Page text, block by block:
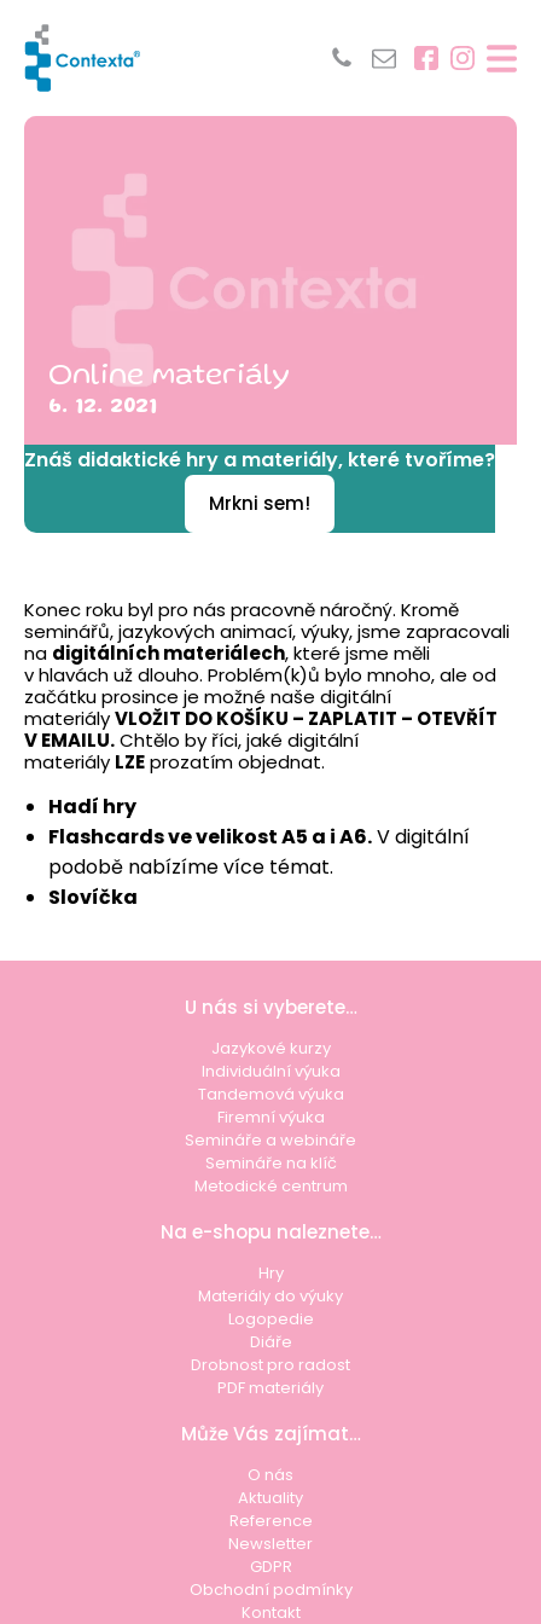
Online materiály
6. 12. 2021
Znáš didaktické hry a materiály, které tvoříme?
Mrkni sem!
Konec roku byl pro nás pracovně náročný. Kromě
seminářů, jazykových animací, výuky, jsme zapracovali
na digitálních materiálech, které jsme měli
v hlavách už dlouho. Problém(k)ů bylo mnoho, ale od
začátku prosince je možné naše digitální
materiályVLOŽIT DO KOŠÍKU – ZAPLATIT – OTEVŘÍT
V EMAILU.Chtělo by říci, jaké digitální
materiály LZEprozatím objednat.
Hadí hry
Flashcards ve velikost A5 a i A6.V digitální
podobě nabízíme více témat.
Slovíčka
U nás si vyberete…
Jazykové kurzy
Individuální výuka
Tandemová výuka
Firemní výuka
Semináře a webináře
Semináře na klíč
Metodické centrum
Na e-shopu naleznete…
Hry
Materiály do výuky
Logopedie
Diáře
Drobnost pro radost
PDF materiály
Může Vás zajímat…
O nás
Aktuality
Reference
Newsletter
GDPR
Obchodní podmínky
Kontakt